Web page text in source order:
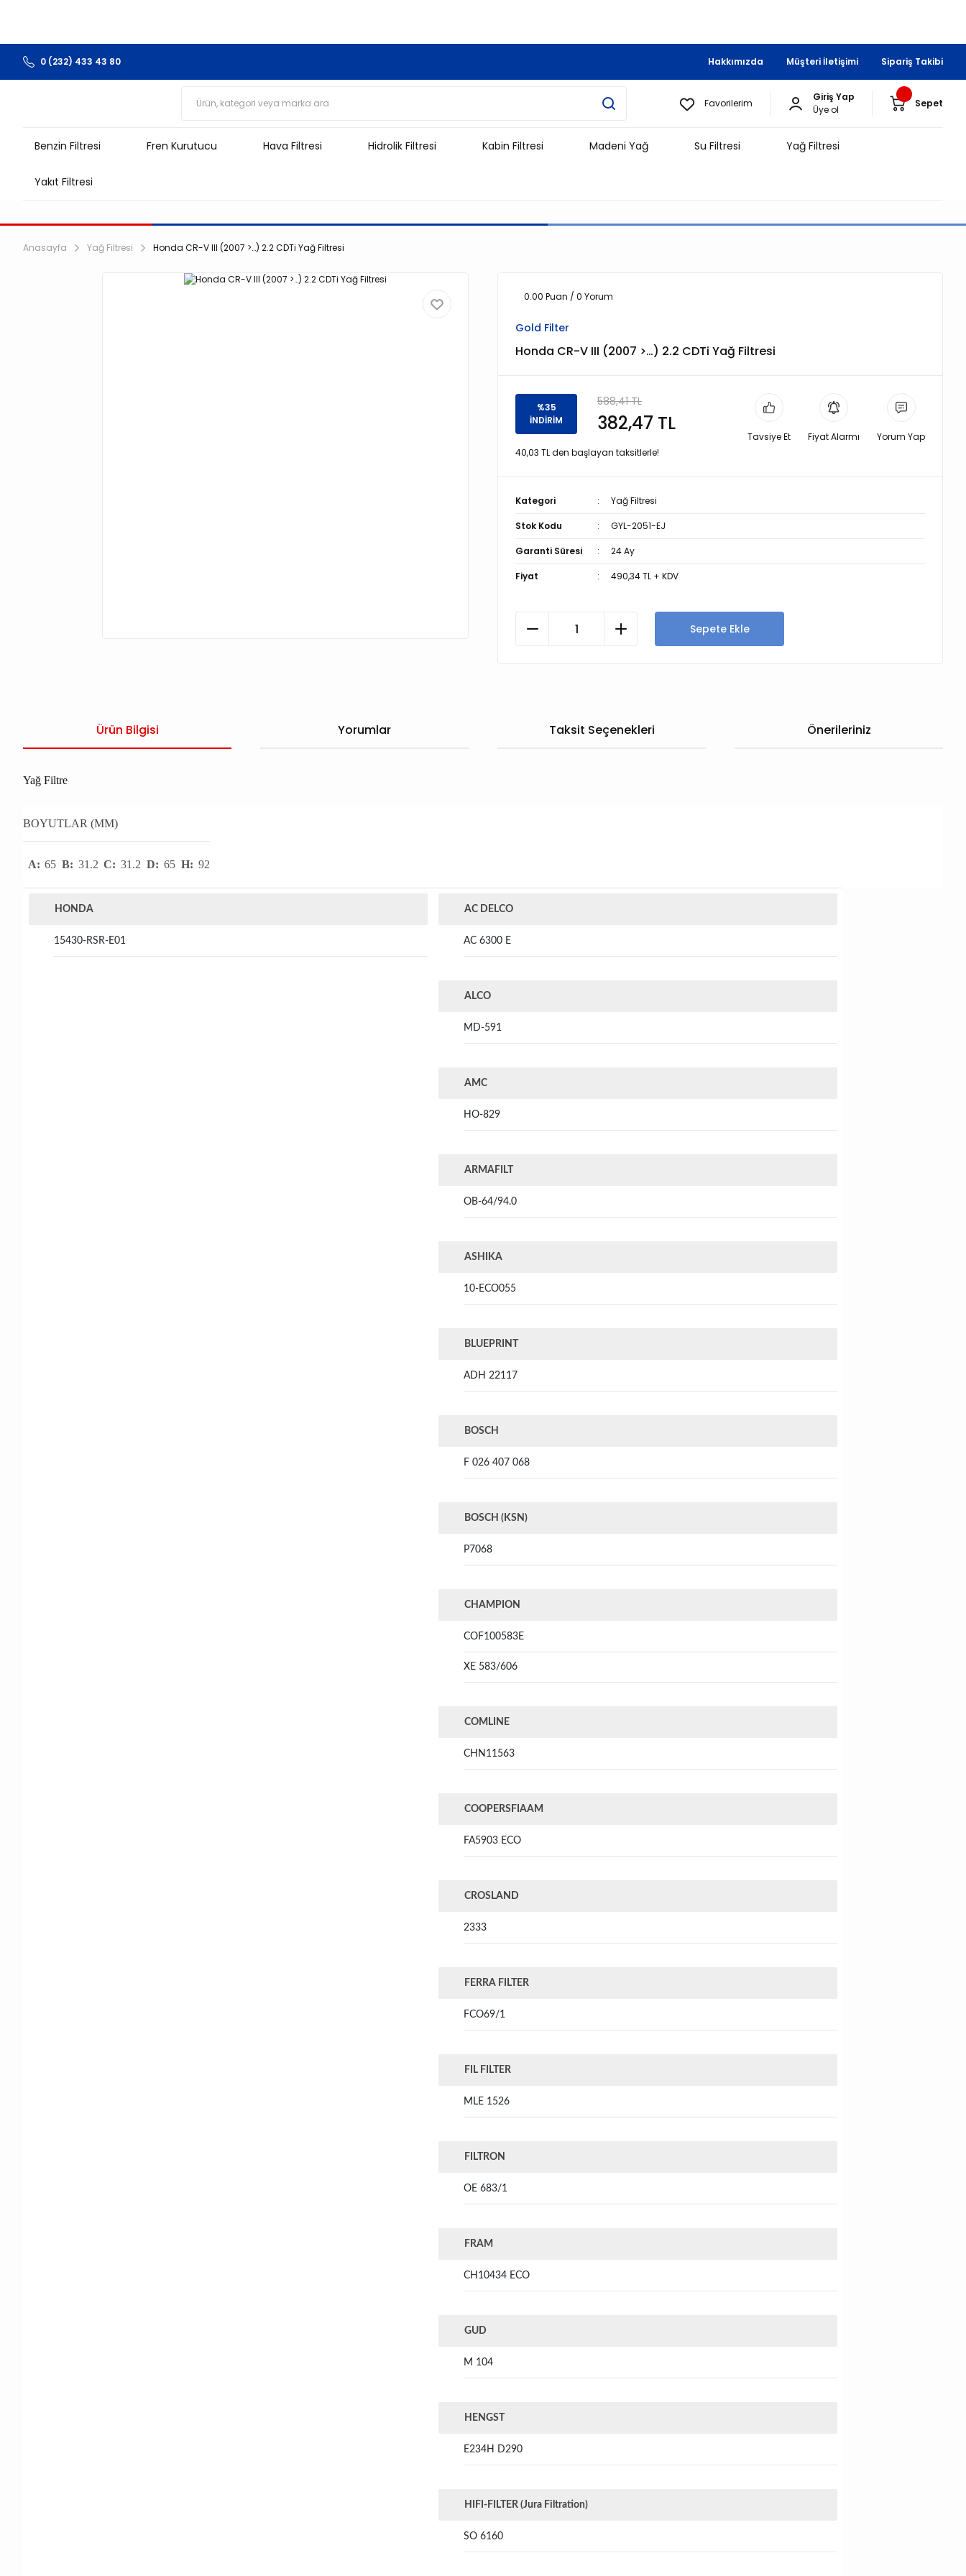
0 (232) 433 43 80 Hakkımızda Müşteri İletişimi Sipariş Takibi
Favorilerim
Giriş Yap
Üye ol
Sepet
Benzin Filtresi Fren Kurutucu Hava Filtresi Hidrolik Filtresi Kabin Filtresi Madeni Yağ Su Filtresi Yağ Filtresi
Yakıt Filtresi
Anasayfa Yağ Filtresi Honda CR-V III (2007 >…) 2.2 CDTi Yağ Filtresi
0.00 Puan / 0 Yorum
Gold Filter
Honda CR-V III (2007 >…) 2.2 CDTi Yağ Filtresi
%35
İNDİRİM
588,41 TL
382,47 TL
40,03 TL den başlayan taksitlerle!
Tavsiye Et Fiyat Alarmı Yorum Yap
Kategori Yağ Filtresi
Stok Kodu GYL-2051-EJ
Garanti Süresi 24 Ay
Fiyat 490,34 TL + KDV
Sepete Ekle
Ürün Bilgisi Yorumlar Taksit Seçenekleri Önerileriniz
Yağ Filtre
BOYUTLAR (MM)
A: 65 B: 31.2 C: 31.2 D: 65 H: 92
HONDA
15430-RSR-E01
AC DELCO
AC 6300 E
ALCO
MD-591
AMC
HO-829
ARMAFILT
OB-64/94.0
ASHIKA
10-ECO055
BLUEPRINT
ADH 22117
BOSCH
F 026 407 068
BOSCH (KSN)
P7068
CHAMPION
COF100583E
XE 583/606
COMLINE
CHN11563
COOPERSFIAAM
FA5903 ECO
CROSLAND
2333
FERRA FILTER
FCO69/1
FIL FILTER
MLE 1526
FILTRON
OE 683/1
FRAM
CH10434 ECO
GUD
M 104
HENGST
E234H D290
HIFI-FILTER (Jura Filtration)
SO 6160